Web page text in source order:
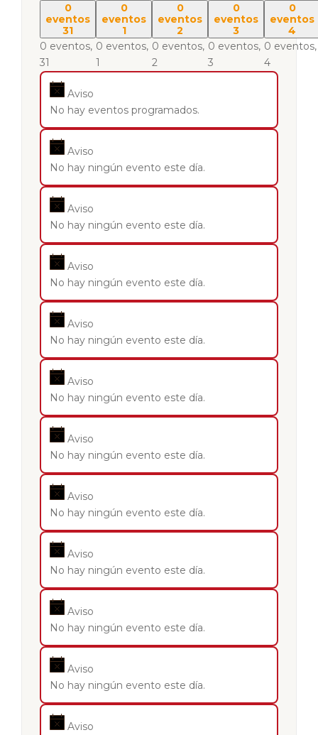
0
eventos
31
0 eventos,
31
0
eventos
1
0 eventos,
1
0
eventos
2
0 eventos,
2
0
eventos
3
0 eventos,
3
0
eventos
4
0 eventos,
4
Aviso
No hay eventos programados.
Aviso
No hay ningún evento este día.
Aviso
No hay ningún evento este día.
Aviso
No hay ningún evento este día.
Aviso
No hay ningún evento este día.
Aviso
No hay ningún evento este día.
Aviso
No hay ningún evento este día.
Aviso
No hay ningún evento este día.
Aviso
No hay ningún evento este día.
Aviso
No hay ningún evento este día.
Aviso
No hay ningún evento este día.
Aviso